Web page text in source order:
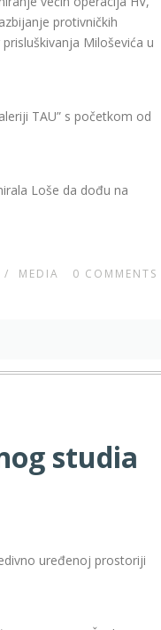
protivničkih
Miloševića u
TAU” s početkom od
Loše da dođu na
/ MEDIA 0 COMMENTS
studia